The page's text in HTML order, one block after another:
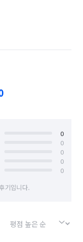
0
0
0
0
0
기입니다.